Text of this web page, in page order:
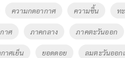
ความกดอากาศ ความชื้น ท
าศ ภาคกลาง ภาคตะวันออก
าศเย็น ยอดดอย ลมตะวันออก